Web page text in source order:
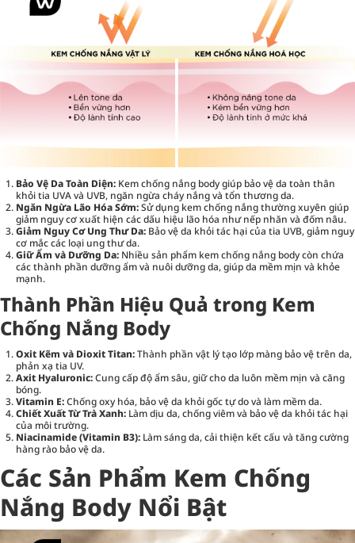
Bảo Vệ Da Toàn Diện: Kem chống nắng body giúp bảo vệ da toàn thân
khỏi tia UVA và UVB, ngăn ngừa cháy nắng và tổn thương da.
Ngăn Ngừa Lão Hóa Sớm:Sử dụng kem chống nắng thường xuyên giúp
giảm nguy cơ xuất hiện các dấu hiệu lão hóa như nếp nhăn và đốm nâu.
Giảm Nguy Cơ Ung Thư Da: Bảo vệ da khỏi tác hại của tia UVB, giảm nguy
cơ mắc các loại ung thư da.
Giữ Ẩm và Dưỡng Da: Nhiều sản phẩm kem chống nắng body còn chứa
các thành phần dưỡng ẩm và nuôi dưỡng da, giúp da mềm mịn và khỏe
mạnh.
Thành Phần Hiệu Quả trong Kem
Chống Nắng Body
Oxit Kẽm và Dioxit Titan:Thành phần vật lý tạo lớp màng bảo vệ trên da,
phản xạ tia UV.
Axit Hyaluronic:Cung cấp độ ẩm sâu, giữ cho da luôn mềm mịn và căng
bóng.
Vitamin E:Chống oxy hóa, bảo vệ da khỏi gốc tự do và làm mềm da.
Chiết Xuất Từ Trà Xanh: Làm dịu da, chống viêm và bảo vệ da khỏi tác hại
của môi trường.
Niacinamide (Vitamin B3): Làm sáng da, cải thiện kết cấu và tăng cường
hàng rào bảo vệ da.
Các Sản Phẩm Kem Chống
Nắng Body Nổi Bật